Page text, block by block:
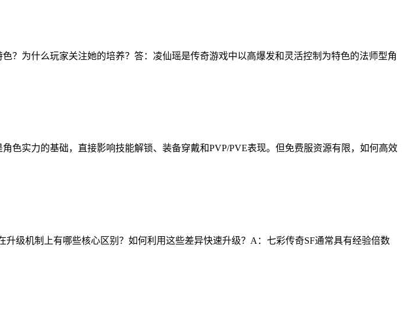
？为什么玩家关注她的培养？答：凌仙瑶是传奇游戏中以高爆发和灵活控制为特色的法师型角
色实力的基础，直接影响技能解锁、装备穿戴和PVP/PVE表现。但免费服资源有限，如何高效
升级机制上有哪些核心区别？如何利用这些差异快速升级？A：七彩传奇SF通常具有经验倍数